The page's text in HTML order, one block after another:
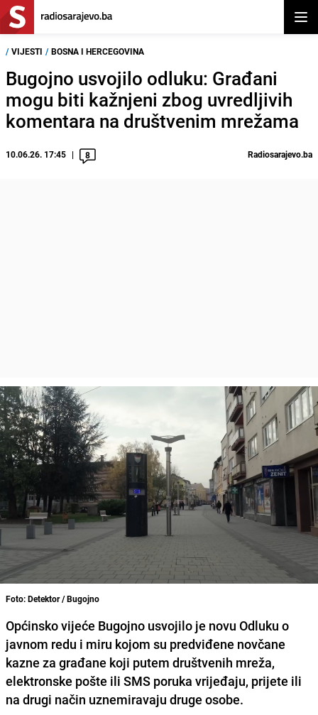
/ VIJESTI / BOSNA I HERCEGOVINA
Bugojno usvojilo odluku: Građani
mogu biti kažnjeni zbog uvredljivih
komentara na društvenim mrežama
10.06.26. 17:45 8 Radiosarajevo.ba
Foto: Detektor / Bugojno
Općinsko vijeće Bugojno usvojilo je novu Odluku o
javnom redu i miru kojom su predviđene novčane
kazne za građane koji putem društvenih mreža,
elektronske pošte ili SMS poruka vrijeđaju, prijete ili
na drugi način uznemiravaju druge osobe.